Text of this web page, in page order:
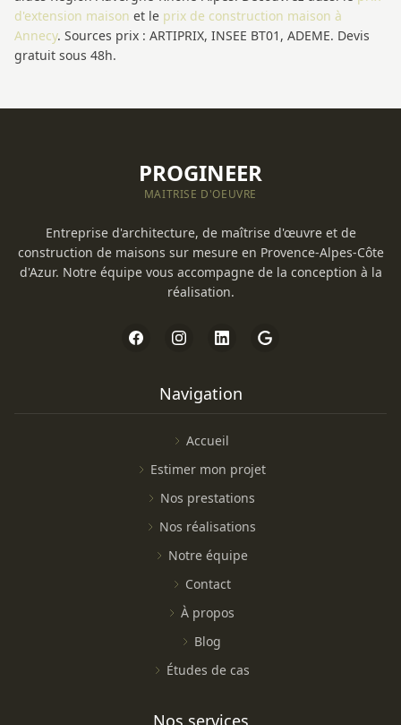
d'extension maison et le prix de construction maison à
Annecy. Sources prix : ARTIPRIX, INSEE BT01, ADEME. Devis
gratuit sous 48h.
PROGINEER
MAITRISE D'OEUVRE
Entreprise d'architecture, de maîtrise d'œuvre et de
construction de maisons sur mesure en Provence-Alpes-Côte
d'Azur. Notre équipe vous accompagne de la conception à la
réalisation.
Navigation
Accueil
Estimer mon projet
Nos prestations
Nos réalisations
Notre équipe
Contact
À propos
Blog
Études de cas
Nos services